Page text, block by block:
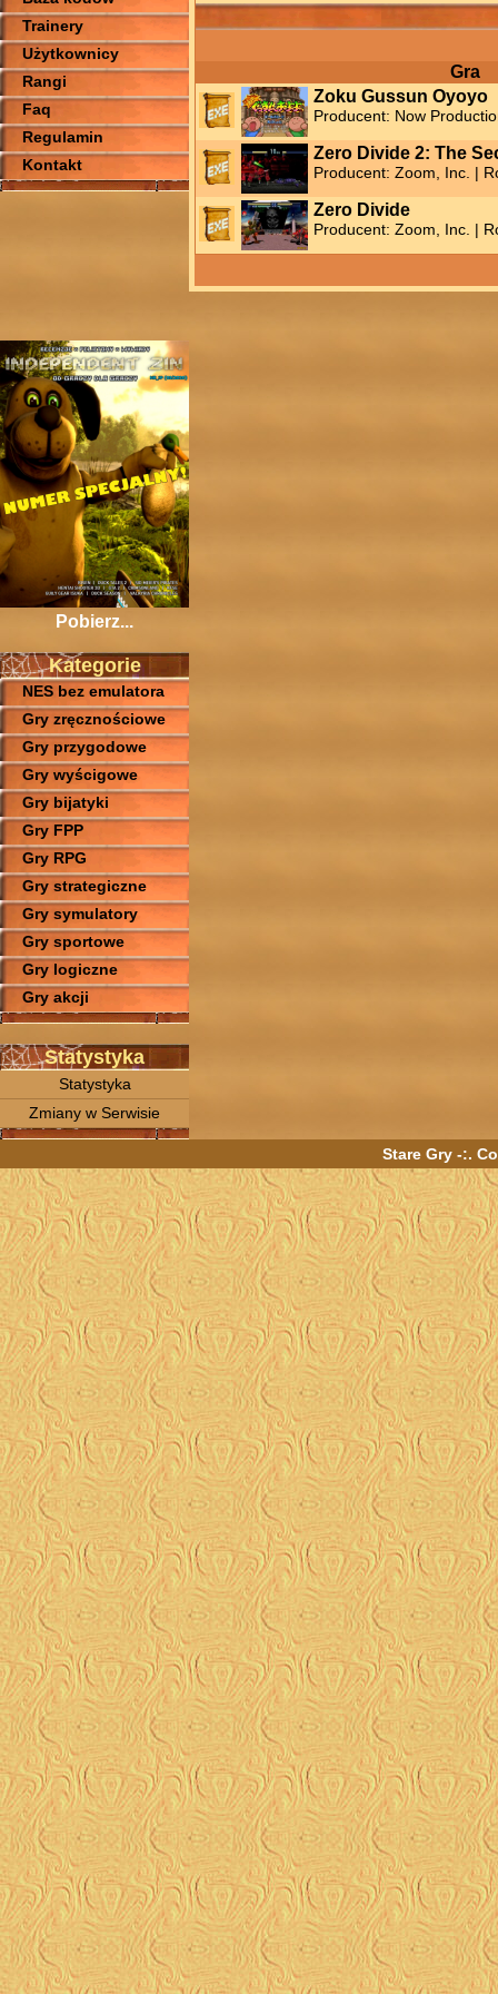
Trainery
Użytkownicy
Rangi
Faq
Regulamin
Kontakt
Pobierz...
Kategorie
NES bez emulatora
Gry zręcznościowe
Gry przygodowe
Gry wyścigowe
Gry bijatyki
Gry FPP
Gry RPG
Gry strategiczne
Gry symulatory
Gry sportowe
Gry logiczne
Gry akcji
Statystyka
Statystyka
Zmiany w Serwisie
Gra
Zoku Gussun Oyoyo
Producent: Now
Zero Divide 2: The
Producent: Zoom, Inc. |
Zero Divide
Producent: Zoom, Inc. |
Stare Gry -:.